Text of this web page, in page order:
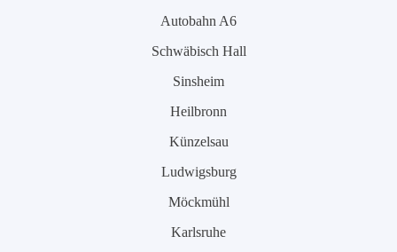
Autobahn A6
Schwäbisch Hall
Sinsheim
Heilbronn
Künzelsau
Ludwigsburg
Möckmühl
Karlsruhe